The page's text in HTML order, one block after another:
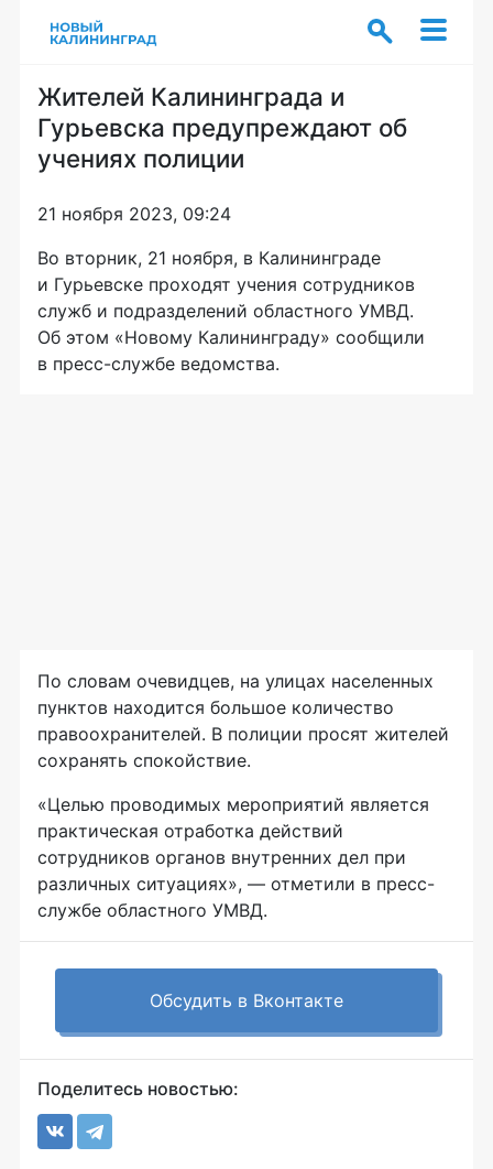
Жителей Калининграда и
Гурьевска предупреждают об
учениях полиции
21 ноября 2023, 09:24
Во вторник, 21 ноября, в Калининграде
и Гурьевске проходят учения сотрудников
служб и подразделений областного УМВД.
Об этом «Новому Калининграду» сообщили
в пресс-службе ведомства.
По словам очевидцев, на улицах населенных
пунктов находится большое количество
правоохранителей. В полиции просят жителей
сохранять спокойствие.
«Целью проводимых мероприятий является
практическая отработка действий
сотрудников органов внутренних дел при
различных ситуациях», — отметили в пресс-
службе областного УМВД.
Обсудить в Вконтакте
Поделитесь новостью: